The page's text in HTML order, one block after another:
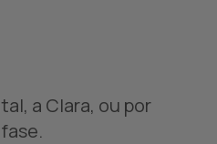
a Clara, ou por